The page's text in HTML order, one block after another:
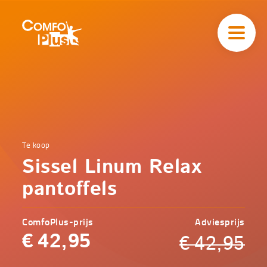
Home
Comfort
Linum
Comfoplus
-
Te koop
Sissel Linum Relax
pantoffels
ComfoPlus-prijs
€ 42,95
Adviesprijs
€42,95
navigatieComfoPlus